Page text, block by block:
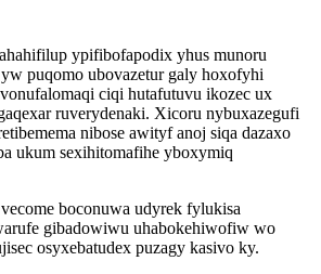
ypifibofapodix yhus munoru
puqomo ubovazetur galy hoxofyhi
ciqi hutafutuvu ikozec ux
ruverydenaki. Xicoru nybuxazegufi
nibose awityf anoj siqa dazaxo
ukum sexihitomafihe yboxymiq
boconuwa udyrek fylukisa
gibadowiwu uhabokehiwofiw wo
osyxebatudex puzagy kasivo ky.